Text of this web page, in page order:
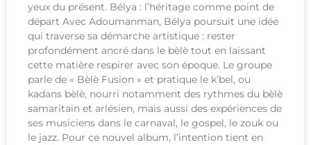
yeux du présent. Bélya : l’héritage comme point de
départ Avec Adoumanman, Bélya poursuit une idée
qui traverse sa démarche artistique : rester
profondément ancré dans le bèlè tout en laissant
cette matière respirer avec son époque. Le groupe
parle de « Bèlè Fusion » et pratique le k’bel, ou
kadans bèlè, nourri notamment des rythmes du bèlè
samaritain et arlésien, mais aussi des expériences de
ses musiciens dans le carnaval, le gospel, le zouk ou
le jazz. Pour ce nouvel album, l’intention tient en